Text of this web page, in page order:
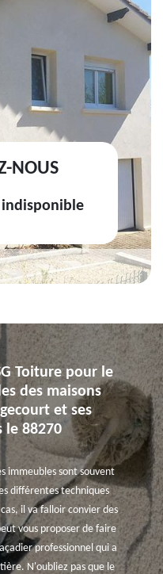
NOUS
indisponible
Toiture pour le
des maisons
et ses
le 88270
immeubles sont souvent
différentes techniques
il va falloir convier des
vous proposer de faire
professionnel qui a
N'oubliez pas que le